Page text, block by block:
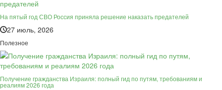
На пятый год СВО Россия приняла решение наказать предателей
27 июль, 2026
Полезное
Получение гражданства Израиля: полный гид по путям, требованиям и
реалиям 2026 года